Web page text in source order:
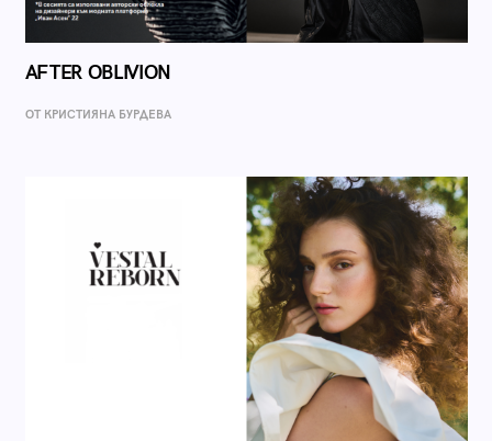
AFTER OBLIVION
ОТ КРИСТИЯНА БУРДЕВА